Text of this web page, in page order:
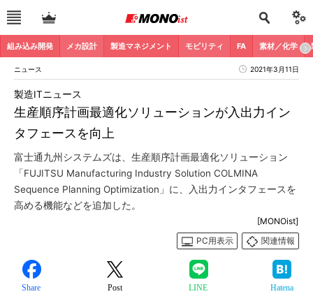
組み込み開発 メカ設計 製造マネジメント モビリティ FA 素材／化学
ニュース 2021年3月11日
生産順序計画最適化ソリューションが入出力イン
タフェースを向上
製造ITニュース
富士通九州システムズは、生産順序計画最適化ソリューション
「FUJITSU Manufacturing Industry Solution COLMINA
Sequence Planning Optimization」に、入出力インタフェースを
高める機能などを追加した。
[MONOist]
PC用表示
関連情報
Share Post LINE Hatena